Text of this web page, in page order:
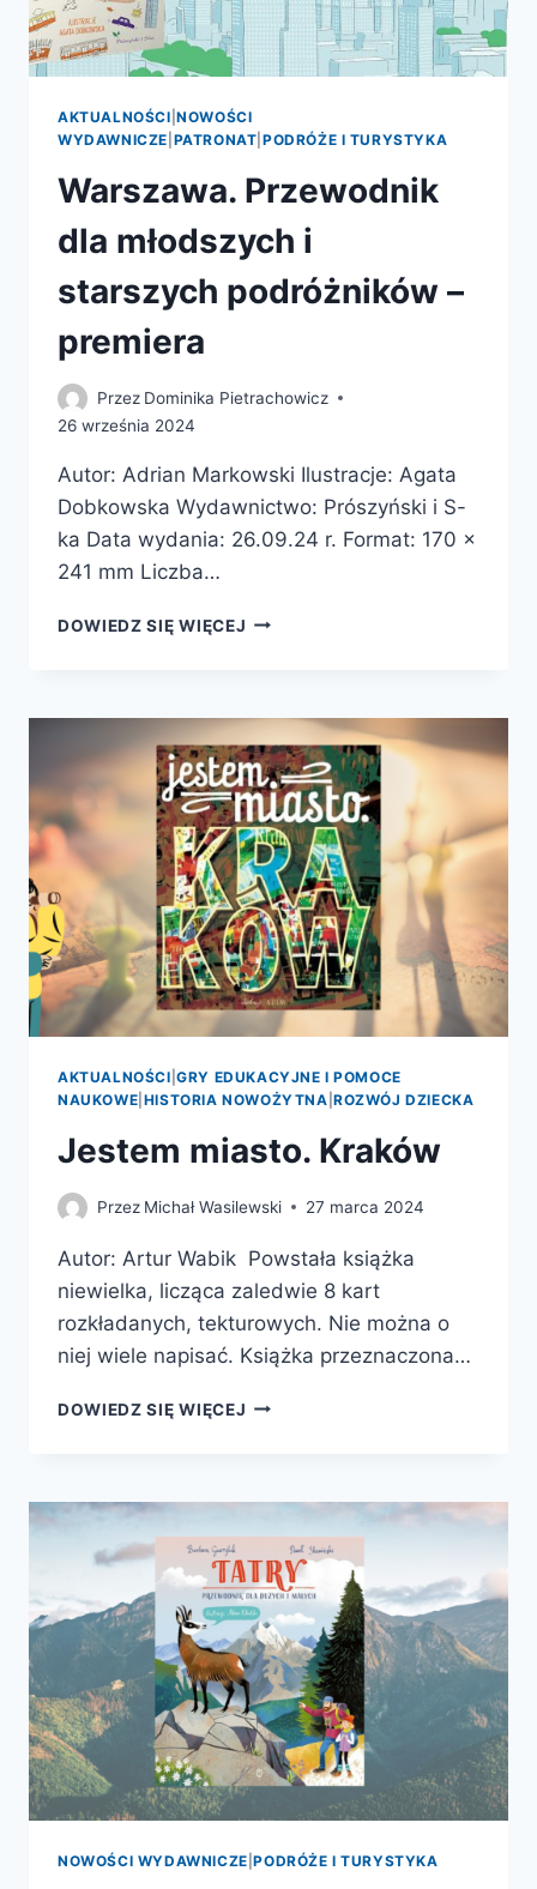
AKTUALNOŚCI |NOWOŚCI
WYDAWNICZE PATRONAT PODRÓŻE I TURYSTYKA
Warszawa. Przewodnik
dla młodszych i
starszych podróżników –
premiera
Przez Dominika Pietrachowicz
26 września 2024
Autor: Adrian Markowski Ilustracje: Agata
Dobkowska Wydawnictwo: Prószyński i S-
ka Data wydania: 26.09.24 r. Format: 170 x
241 mm Liczba…
DOWIEDZ SIĘ WIĘCEJ WARSZAWA.
I
STARSZYCH
PODRÓŻNIKÓW
–
PREMIERA
AKTUALNOŚCI |GRY EDUKACYJNE I POMOCE
NAUKOWE HISTORIA NOWOŻYTNA |ROZWÓJ DZIECKA
Jestem miasto. Kraków
Przez Michał Wasilewski 27 marca 2024
Autor: Artur Wabik Powstała książka
niewielka, licząca zaledwie 8 kart
rozkładanych, tekturowych. Nie można o
niej wiele napisać. Książka przeznaczona…
DOWIEDZ SIĘ WIĘCEJ JESTEM
NOWOŚCI WYDAWNICZE |PODRÓŻE I TURYSTYKA